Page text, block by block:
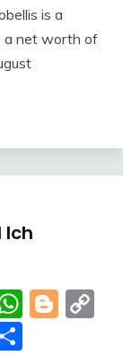
is a
a net worth of
Ich